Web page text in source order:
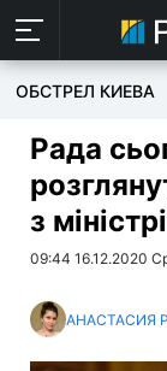
ОБСТРЕЛ КИЕВА
Рада
з
09:44 16.12.2020
АНАСТАСИЯ